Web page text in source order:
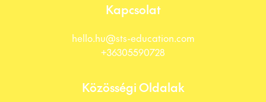
Kapcsolat
hello.hu@sts-education.com
+36305590728
Közösségi Oldalak